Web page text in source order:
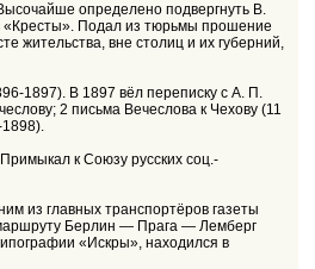
определено подвергнуть В.
«Кресты». Подал из тюрьмы прошение
жительства, вне столиц и их губерний,
1897). В 1897 вёл переписку с А. П.
2 письма Вечеслова к Чехову (11
1898).
к Союзу русских соц.-
из главных транспортёров газеты
Берлин — Прага — Лемберг
«Искры», находился в